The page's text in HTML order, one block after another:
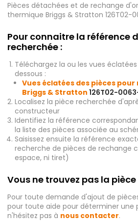
Pièces détachées et de rechange
thermique Briggs & Stratton 126T02-
Pour connaitre la référence
recherchée :
Téléchargez la ou les vues
dessous :
Vues éclatées des pièces
Briggs & Stratton 126T02-
Localisez la pièce recherchée
constructeur
Identifiez la référence
la liste des pièces associée au
Saisissez ensuite la référence
recherche de pièces de rechange
espace, ni tiret)
Vous ne trouvez pas la
Pour toute demande d'ajout de
pour toute aide pour déterminer une
n'hésitez pas à nous contacter.